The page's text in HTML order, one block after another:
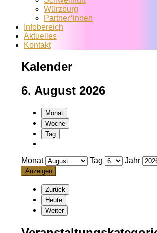
Würzburg
Partner*innen
Infobereich
Aktuelles
Kontakt
Kalender
6. August 2026
Monat
Woche
Tag
Monat Tag Jahr
Zurück
Heute
Weiter